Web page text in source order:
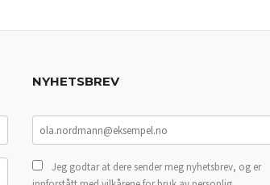
NYHETSBREV
Jeg godtar at dere sender meg nyhetsbrev, og er